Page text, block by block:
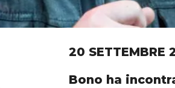
20 SETTEMBRE
Bono ha